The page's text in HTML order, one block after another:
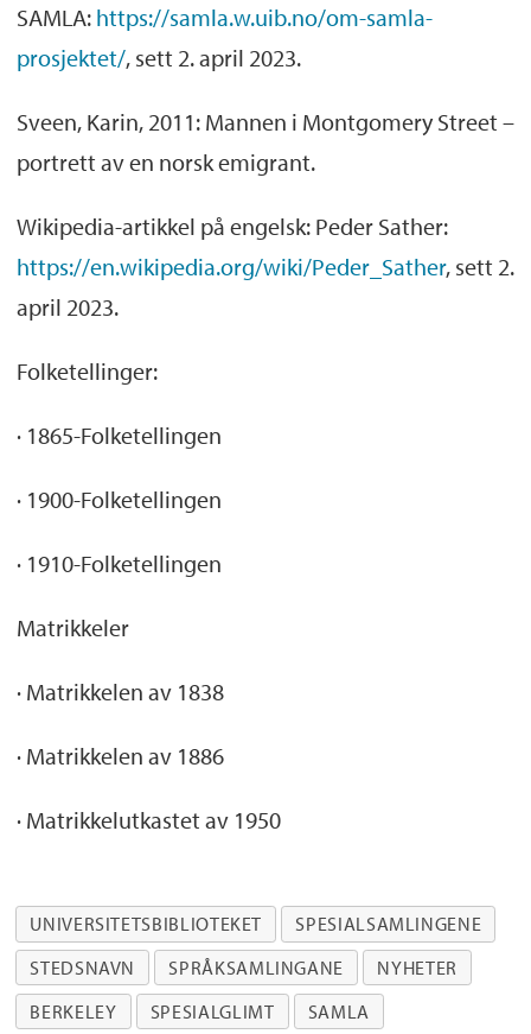
SAMLA: https://samla.w.uib.no/om-samla-
prosjektet/, sett 2. april 2023.
Sveen, Karin, 2011: Mannen i Montgomery Street –
portrett av en norsk emigrant.
Wikipedia-artikkel på engelsk: Peder Sather:
https://en.wikipedia.org/wiki/Peder_Sather, sett 2.
april 2023.
Folketellinger:
· 1865-Folketellingen
· 1900-Folketellingen
· 1910-Folketellingen
Matrikkeler
· Matrikkelen av 1838
· Matrikkelen av 1886
· Matrikkelutkastet av 1950
UNIVERSITETSBIBLIOTEKET
SPESIALSAMLINGENE
STEDSNAVN
SPRÅKSAMLINGANE
NYHETER
BERKELEY
SPESIALGLIMT
SAMLA